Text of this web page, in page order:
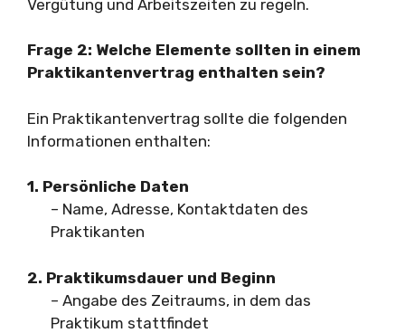
Vergütung und Arbeitszeiten zu regeln.
Frage 2: Welche Elemente sollten in einem
Praktikantenvertrag enthalten sein?
Ein Praktikantenvertrag sollte die folgenden
Informationen enthalten:
1. Persönliche Daten
– Name, Adresse, Kontaktdaten des
Praktikanten
2. Praktikumsdauer und Beginn
– Angabe des Zeitraums, in dem das
Praktikum stattfindet